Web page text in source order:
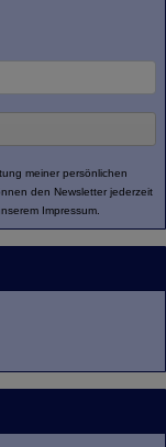
meiner persönlichen
den Newsletter jederzeit
Impressum.